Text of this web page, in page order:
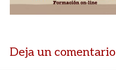
Deja un comentario